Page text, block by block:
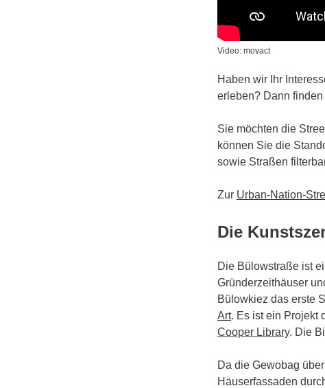
Video: movact
Haben wir Ihr
erleben? Dann
Sie möchten die
können Sie die
sowie Straßen
Zur Urban-Nation-
Die
Die Bülowstraße ist
Gründerzeithäuser
Bülowkiez das erste
Art. Es ist ein Projekt
Cooper Library. Die
Da die Gewobag
Häuserfassaden